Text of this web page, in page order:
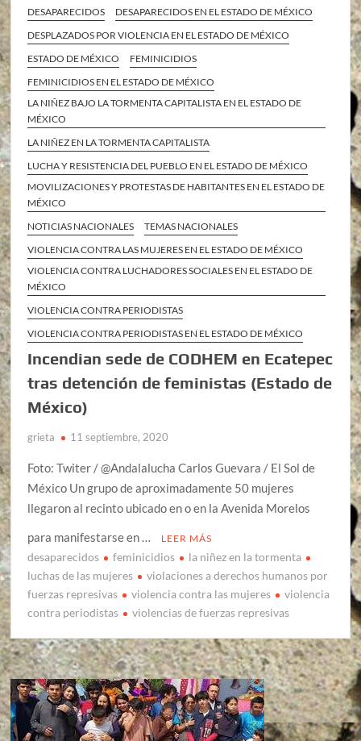
DESAPARECIDOS
DESAPARECIDOS EN EL ESTADO DE MÉXICO
DESPLAZADOS POR VIOLENCIA EN EL ESTADO DE MÉXICO
ESTADO DE MÉXICO
FEMINICIDIOS
FEMINICIDIOS EN EL ESTADO DE MÉXICO
LA NIÑEZ BAJO LA TORMENTA CAPITALISTA EN EL ESTADO DE
MÉXICO
LA NIÑEZ EN LA TORMENTA CAPITALISTA
LUCHA Y RESISTENCIA DEL PUEBLO EN EL ESTADO DE MÉXICO
MOVILIZACIONES Y PROTESTAS DE HABITANTES EN EL ESTADO DE
MÉXICO
NOTICIAS NACIONALES
TEMAS NACIONALES
VIOLENCIA CONTRA LAS MUJERES EN EL ESTADO DE MÉXICO
VIOLENCIA CONTRA LUCHADORES SOCIALES EN EL ESTADO DE
MÉXICO
VIOLENCIA CONTRA PERIODISTAS
VIOLENCIA CONTRA PERIODISTAS EN EL ESTADO DE MÉXICO
Incendian sede de CODHEM en Ecatepec
tras detención de feministas (Estado de
México)
grieta 11 septiembre, 2020
Foto: Twiter / @Andalalucha Carlos Guevara / El Sol de
México Un grupo de aproximadamente 50 mujeres
llegaron al recinto ubicado en o en la Avenida Morelos
para manifestarse en …
LEER MÁS
desaparecidos feminicidios
la niñez en la tormenta
luchas de las mujeres
violaciones a derechos humanos por
fuerzas represivas
violencia contra las mujeres
violencia
contra periodistas
violencias de fuerzas represivas